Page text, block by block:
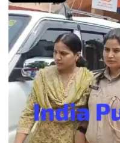
g
a
t
i
o
n